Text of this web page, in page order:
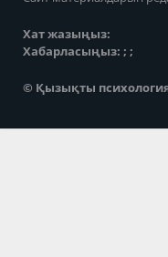
Хат жазыңыз:
Хабарласыңыз: ; ;
© Қызықты